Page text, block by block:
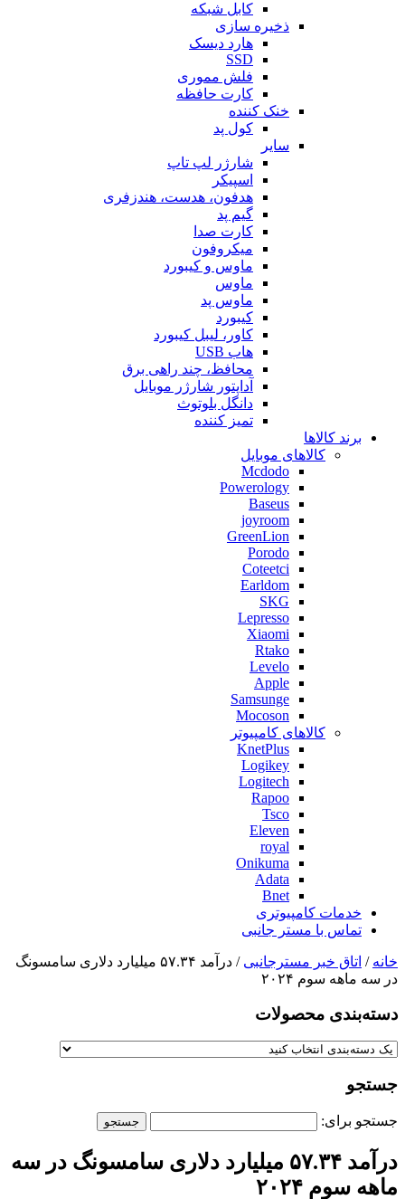
کابل شبکه
ذخیره سازی
هارد دیسک
SSD
فلش مموری
کارت حافظه
خنک کننده
کول پد
سایر
شارژر لپ تاپ
اسپیکر
هدفون، هدست، هندزفری
گیم پد
کارت صدا
میکروفون
ماوس و کیبورد
ماوس
ماوس پد
کیبورد
کاور، لیبل کیبورد
هاب USB
محافظ، چند راهی برق
آداپتور شارژر موبایل
دانگل بلوتوث
تمیز کننده
برند کالاها
کالاهای موبایل
Mcdodo
Powerology
Baseus
joyroom
GreenLion
Porodo
Coteetci
Earldom
SKG
Lepresso
Xiaomi
Rtako
Levelo
Apple
Samsunge
Mocoson
کالاهای کامپیوتر
KnetPlus
Logikey
Logitech
Rapoo
Tsco
Eleven
royal
Onikuma
Adata
Bnet
خدمات کامپیوتری
تماس با مستر جانبی
خانه / اتاق خبر مسترجانبی
/ درآمد ۵۷.۳۴ میلیارد دلاری سامسونگ
در سه ماهه سوم ۲۰۲۴
دسته‌بندی‌ محصولات
جستجو
جستجو برای:
درآمد ۵۷.۳۴ میلیارد دلاری سامسونگ در سه
ماهه سوم ۲۰۲۴